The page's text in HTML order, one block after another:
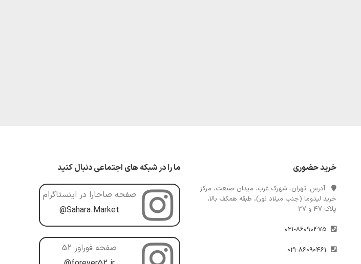
خرید حضوری
آدرس: تهران، شهرک غرب، میدان صنعت، مرکز
خرید لیدوما (جنب میلاد نور)، طبقه همکف بالا،
پلاک 47 و 37
ما را در شبکه های اجتماعی دنبال کنید
صفحه صاحارا در اینستاگرام
@Sahara.Market
صفحه فوراور 52